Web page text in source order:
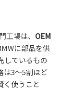
工場は、 OEM
に部品を供
しているもの
は3〜5割ほど
く使うこと